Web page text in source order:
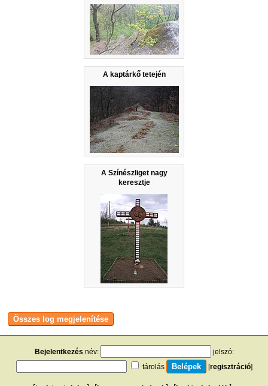
A kaptárkő tetején
A Színészliget nagy
keresztje
Bejelentkezés név:
jelszó:
tárolás
[regisztráció]